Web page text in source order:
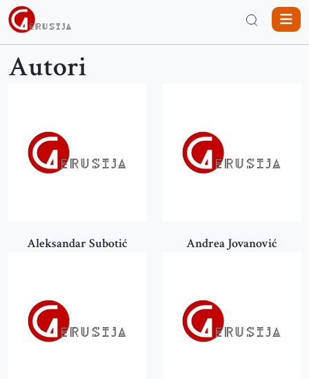
Autori
Aleksandar Subotić Andrea Jovanović